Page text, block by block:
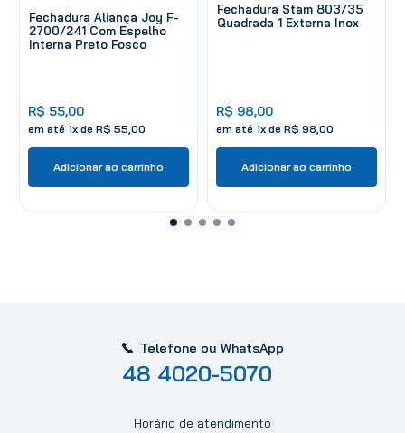
Fechadura Aliança Joy F-
2700/241 Com Espelho
Interna Preto Fosco
R$ 55,00
em até 1x de R$ 55 00
Adicionar ao carrinho
Fechadura Stam 803/35
Quadrada 1 Externa Inox
R$ 98,00
em até 1x de R$ 98 00
Adicionar ao carrinho
Telefone ou WhatsApp
48 4020-5070
Horário de atendimento